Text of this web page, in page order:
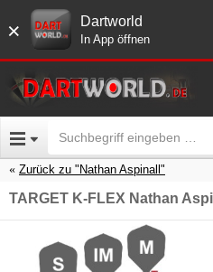
× Dartworld
In App öffnen
Zurück zu "Nathan Aspinall"
TARGET K-FLEX Nathan